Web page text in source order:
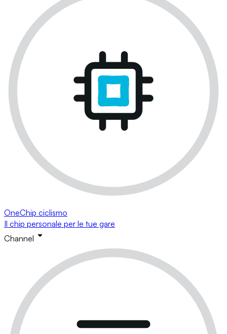
OneChip ciclismo
Il chip personale per le tue gare
Channel